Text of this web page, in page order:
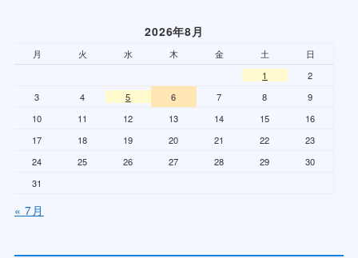
2026年8月
月 火 水 木 金 土
日
1
2
3
4 5 6 7 8
9
10
11 12 13 14 15
16
17
18 19 20 21 22
23
24
25 26 27 28 29
30
31
« 7月